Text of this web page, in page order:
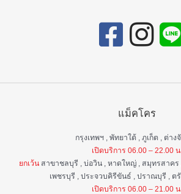
แม็คโคร
กรุงเทพฯ , พัทยาใต้ , ภูเก็ต , ต่าง
เปิดบริการ 06.00 – 22.00
ยกเว้น สาขาชลบุรี , บ่อวิน , หาดใหญ่ , สมุทรสาค
เพชรบุรี , ประจวบคิรีขันธ์ , ปราณบุรี , ต
เปิดบริการ 06.00 – 21.00